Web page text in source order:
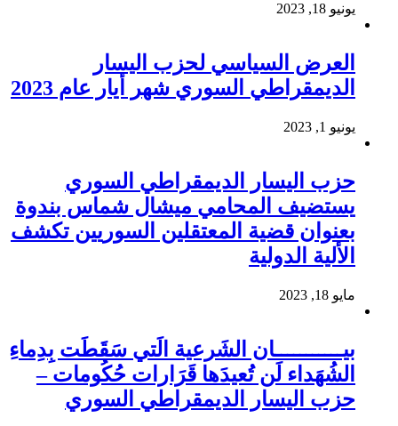
يونيو 18, 2023
العرض السياسي لحزب اليسار
الديمقراطي السوري شهر أيار عام 2023
يونيو 1, 2023
حزب اليسار الديمقراطي السوري
يستضيف المحامي ميشال شماس بندوة
بعنوان قضية المعتقلين السوريين تكشف
الألية الدولية
مايو 18, 2023
بيـــــــــــان الشَرعية الَتي سَقَطَت بِدِماءِ
الشُهَداء لَن تُعيدَها قَرَارات حُكُومات –
حزب اليسار الديمقراطي السوري